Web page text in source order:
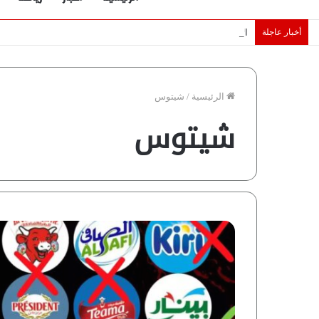
أخبار عاجلة
الرئيسية / شيتوس
شيتوس